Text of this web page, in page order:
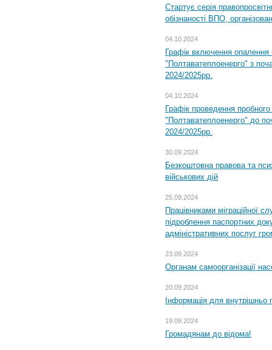
Стартує серія
обізнаності ВПО,
04.10.2024
Графік включення
"Полтаватеплоенерго" з
2024/2025рр.
04.10.2024
Графік проведення
"Полтаватеплоенерго" до
2024/2025рр.
30.09.2024
Безкоштовна правова та
військових дій
25.09.2024
Працівниками міграційної
підроблення паспортних
адміністративних послуг
23.09.2024
Органам самоорганізації
20.09.2024
Інформація для внутрішньо
19.09.2024
Громадянам до відома!